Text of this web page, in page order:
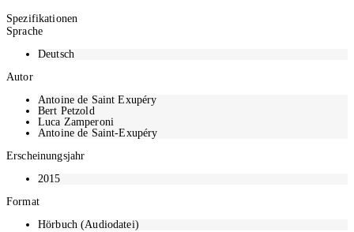
Spezifikationen
Sprache
Deutsch
Autor
Antoine de Saint Exupéry
Bert Petzold
Luca Zamperoni
Antoine de Saint-Exupéry
Erscheinungsjahr
2015
Format
Hörbuch (Audiodatei)